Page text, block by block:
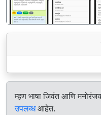
म्हण भाषा जिवंत आणि
उपलब्धआहेत.